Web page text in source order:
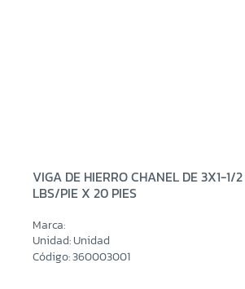
VIGA DE HIERRO CHANEL DE 3X1-1/
LBS/PIE X 20 PIES
Marca:
Unidad: Unidad
Código: 360003001